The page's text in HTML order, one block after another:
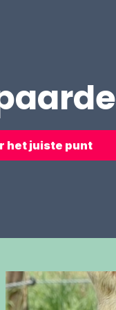
het juiste punt